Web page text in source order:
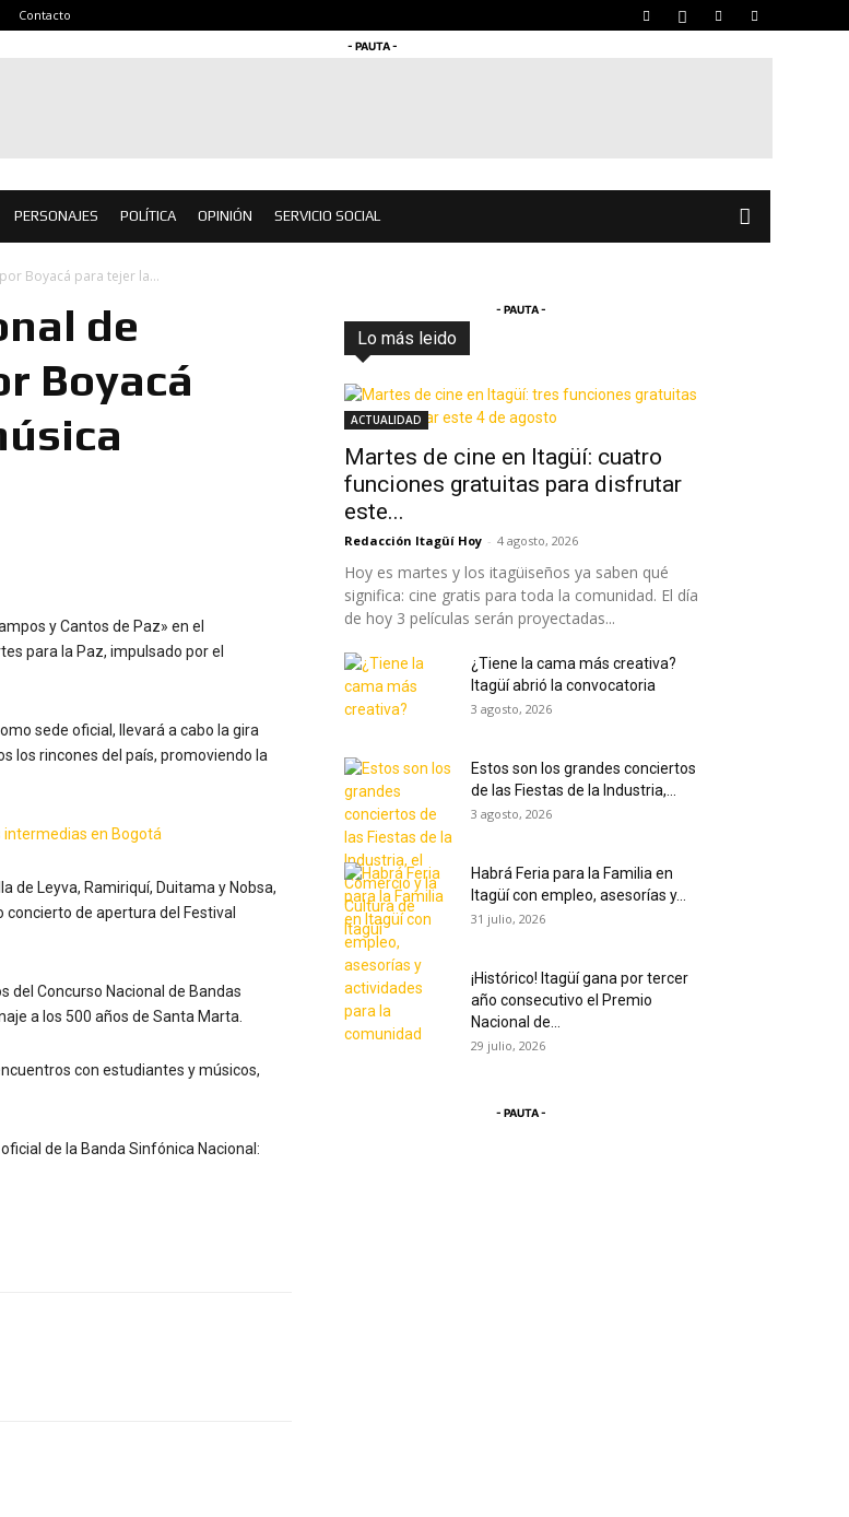
Contacto
- PAUTA -
PERSONAJES POLÍTICA OPINIÓN SERVICIO SOCIAL
Boyacá para tejer la...
de
Boyacá
y Cantos de Paz» en el
para la Paz, impulsado por el
sede oficial, llevará a cabo la gira
los rincones del país, promoviendo la
intermedias en Bogotá
de Leyva, Ramiriquí, Duitama y Nobsa,
de apertura del Festival
del Concurso Nacional de Bandas
a los 500 años de Santa Marta.
con estudiantes y músicos,
de la Banda Sinfónica Nacional:
- PAUTA -
Lo más leidoTodo
ACTUALIDAD
Martes de cine en Itagüí: cuatro
funciones gratuitas para disfrutar
este...
Redacción Itagüí Hoy - 4 agosto, 2026
Hoy es martes y los itagüiseños ya saben qué
significa: cine gratis para toda la comunidad. El día
de hoy 3 películas serán proyectadas...
¿Tiene la cama más creativa?
Itagüí abrió la convocatoria
3 agosto, 2026
Estos son los grandes conciertos
de las Fiestas de la Industria,...
3 agosto, 2026
Habrá Feria para la Familia en
Itagüí con empleo, asesorías y...
31 julio, 2026
¡Histórico! Itagüí gana por tercer
año consecutivo el Premio
Nacional de...
29 julio, 2026
- PAUTA -